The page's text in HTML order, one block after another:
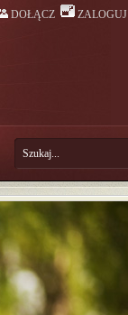
DOŁĄCZ ZALOGUJ